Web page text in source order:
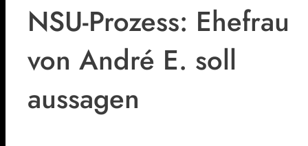
NSU-Prozess: Ehefrau
von André E. soll
aussagen